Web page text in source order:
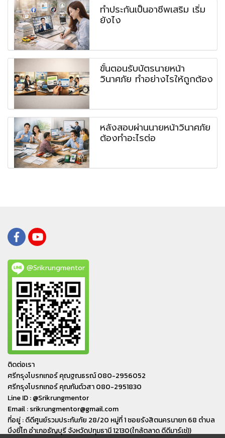
ทำประกันเป็นอาชีพเสริม เริ่ม
ยังไง
ขั้นตอนรับบัตรนายหน้า
วินาศภัย ทำอย่างไรให้ถูกต้อง
หลังสอบผ่านนายหน้าวินาศภัย
ต้องทำอะไรต่อ
@Srikrungmentor
ติดต่อเรา
ศรีกรุงโบรกเกอร์ คุณฐณธรณ์ 080-2956052
ศรีกรุงโบรกเกอร์ คุณกันต์วสา 080-2951830
Line ID : @Srikrungmentor
Email : srikrungmentor@gmail.com
ที่อยู่ : ดีดีศูนย์รวมประกันภัย 28/20 หมู่ที่ 1 ซอยรังสิตนครนายก 68 ตำบล
บึงยี่โถ อำเภอ​ธัญบุรี​ จังหวัดปทุมธานี​ 12130(ใกล้ตลาด ดีดีมาร์เช่))